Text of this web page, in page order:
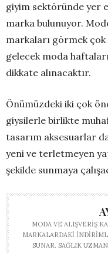
giyim sektöründe yer
marka bulunuyor.
markaları görmek
gelecek moda
dikkate alınacaktır.
Önümüzdeki iki çok
giysilerle birlikte
tasarım aksesuarlar
yeni ve terletmeyen
şekilde sunmaya
MODA VE ALIŞVERIŞ
MARKALARDAKI
SUNAR. SAĞLIK